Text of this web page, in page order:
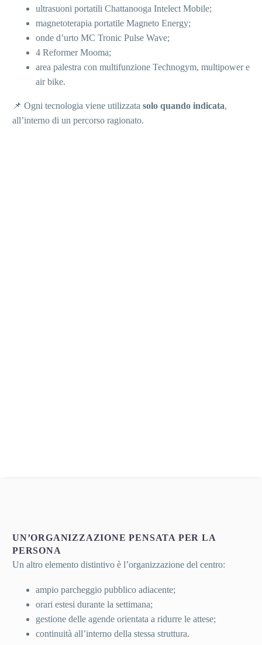
ultrasuoni portatili Chattanooga Intelect Mobile;
magnetoterapia portatile Magneto Energy;
onde d’urto MC Tronic Pulse Wave;
4 Reformer Mooma;
area palestra con multifunzione Technogym, multipower e
air bike.
📌 Ogni tecnologia viene utilizzata solo quando indicata,
all’interno di un percorso ragionato.
UN’ORGANIZZAZIONE PENSATA PER LA
PERSONA
Un altro elemento distintivo è l’organizzazione del centro:
ampio parcheggio pubblico adiacente;
orari estesi durante la settimana;
gestione delle agende orientata a ridurre le attese;
continuità all’interno della stessa struttura.